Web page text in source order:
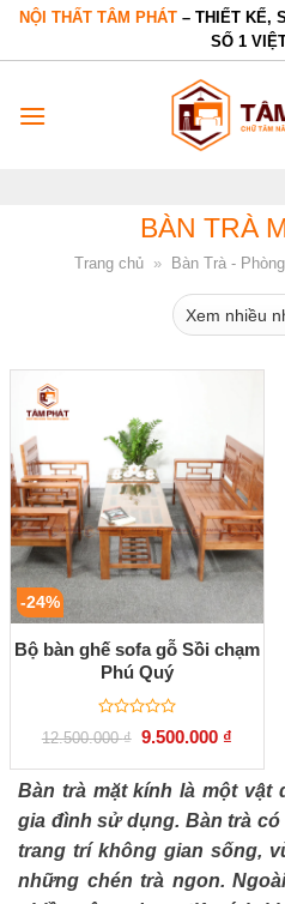
Bỏ
dung
NỘI THẤT TÂM PHÁT – THIẾT KẾ,
SỐ 1
BÀN TRÀ
Trang chủ » Bàn Trà -
-24%
Bộ bàn ghế sofa gỗ Sồi chạm
Phú Quý
Được
xếp
5
12.500.000₫ Giá
là:
12.500.000 ₫.
9.500.000 ₫
tại
là:
Bàn trà mặt kính là một vật
gia đình sử dụng. Bàn trà
trang trí không gian sống,
những chén trà ngon.